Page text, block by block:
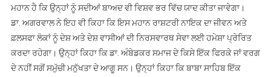
ਮਹਾਨ ਹੈ ਕਿ ਉਨ੍ਹਾਂ ਨੂੰ ਸਦੀਆਂ ਬਾਅਦ ਵੀ ਵਿਸ਼ਵ ਭਰ ਵਿੱਚ ਯਾਦ ਕੀਤਾ ਜਾਵੇਗਾ।
ਡਾ. ਅਗਰਵਾਲ ਨੇ ਇਹ ਵੀ ਕਿਹਾ ਕਿ ਇਸ ਮਹਾਨ ਰਾਸ਼ਟਰੀ ਨਾਇਕ ਦਾ ਜੀਵਨ ਅਤੇ
ਫ਼ਲਸਫਾ ਲੋਕਾਂ ਨੂੰ ਦੇਸ਼ ਅਤੇ ਦੇਸ਼ ਵਾਸੀਆਂ ਦੀ ਨਿਰਸਵਾਰਥ ਸੇਵਾ ਲਈ ਹਮੇਸ਼ਾ ਪ੍ਰੇਰਿਤ
ਕਰਦਾ ਰਹੇਗਾ। ਉਨ੍ਹਾਂ ਕਿਹਾ ਕਿ ਡਾ. ਅੰਬੇਡਕਰ ਸਮਾਜ ਦੇ ਕਿਸੇ ਇੱਕ ਫਿਰਕੇ ਜਾਂ ਵਰਗ
ਦੇ ਨਹੀਂ ਸਗੋਂ ਸਮੁੱਚੀ ਮਨੁੱਖਤਾ ਦੇ ਆਗੂ ਸਨ। ਉਨ੍ਹਾਂ ਕਿਹਾ ਕਿ ਬਾਬਾ ਸਾਹਿਬ ਇੱਕ